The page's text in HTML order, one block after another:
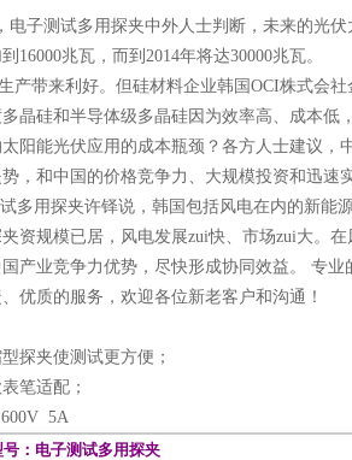
电子测试多用探夹中外人士判断，未来的光
16000兆瓦，而到2014年将达30000兆瓦。
产带来利好。但硅材料企业韩国OCI株式会
晶硅和半导体级多晶硅因为效率高、成本
阳能光伏应用的成本瓶颈？各方人士建议
，和中国的价格竞争力、大规模投资和迅
多用探夹许铎说，韩国包括风电在内的新能
资规模已居，风电发展zui快、市场zui大。
产业竞争力优势，尽快形成协同效益。 专业
优质的服务，欢迎各位新老客户和沟通！
探夹使测试更方便；
笔适配；
5A
号：电子测试多用探夹